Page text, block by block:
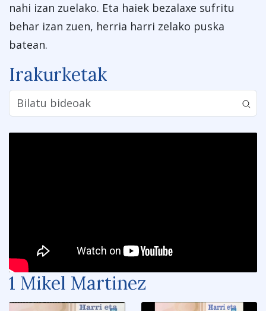
nahi izan zuelako. Eta haiek bezalaxe sufritu
behar izan zuen, herria harri zelako puska
batean.
Irakurketak
1 Mikel Martinez